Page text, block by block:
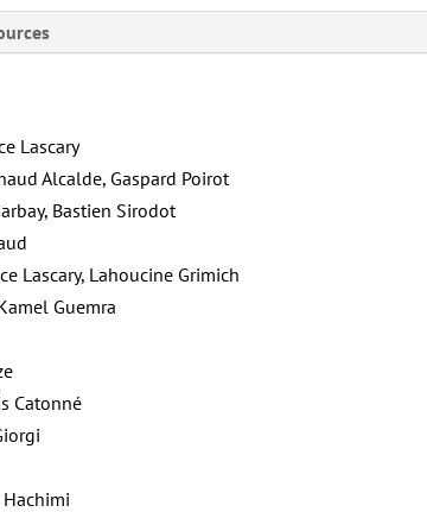
Lascary
Alcalde, Gaspard Poirot
Bastien Sirodot
Lascary, Lahoucine Grimich
Guemra
Catonné